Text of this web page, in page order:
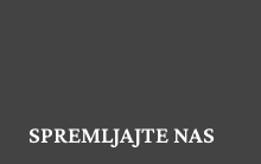
SPREMLJAJTE NAS